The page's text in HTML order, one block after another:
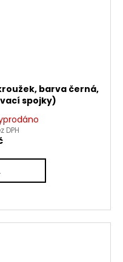
barva černá,
spojky)
DPH